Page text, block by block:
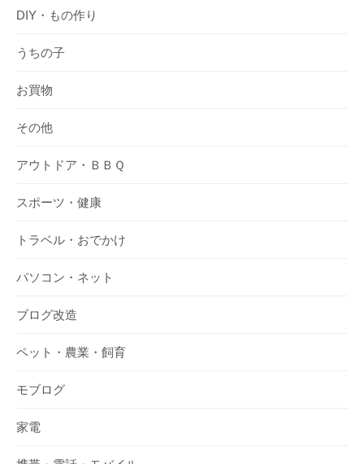
DIY・もの作り
うちの子
お買物
その他
アウトドア・ＢＢＱ
スポーツ・健康
トラベル・おでかけ
パソコン・ネット
ブログ改造
ペット・農業・飼育
モブログ
家電